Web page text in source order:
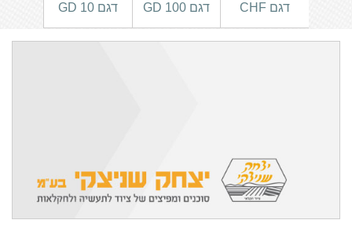
דגם CHF דגם GD 100 דגם GD 10